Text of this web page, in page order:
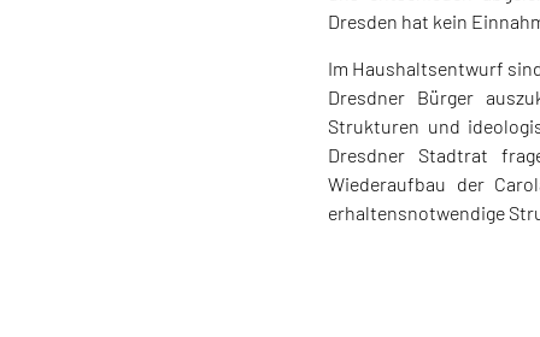
Dresden hat kein
Im Haushaltsentwurf
Dresdner Bürger
Strukturen und
Dresdner Stadtrat
Wiederaufbau der
erhaltensnotwendige